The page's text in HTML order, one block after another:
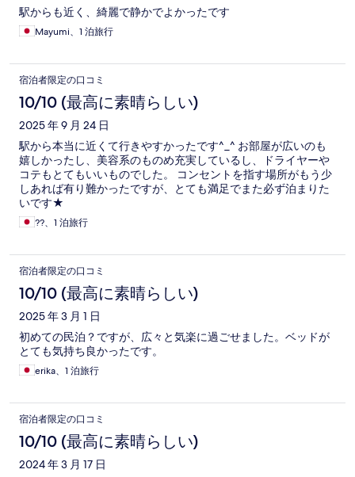
駅からも近く、綺麗で静かでよかったです
Mayumi、1 泊旅行
宿泊者限定の口コミ
10/10 (最高に素晴らしい)
2025 年 9 月 24 日
駅から本当に近くて行きやすかったです^_^ お部屋が広いのも
嬉しかったし、美容系のものめ充実しているし、ドライヤーや
コテもとてもいいものでした。 コンセントを指す場所がもう少
しあれば有り難かったですが、とても満足でまた必ず泊まりた
いです★
??、1 泊旅行
宿泊者限定の口コミ
10/10 (最高に素晴らしい)
2025 年 3 月 1 日
初めての民泊？ですが、広々と気楽に過ごせました。ベッドが
とても気持ち良かったです。
erika、1 泊旅行
宿泊者限定の口コミ
10/10 (最高に素晴らしい)
2024 年 3 月 17 日